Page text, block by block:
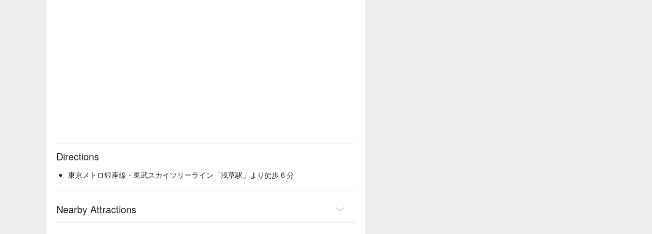
Directions
東京メトロ銀座線・東武スカイツリーライン「浅草駅」より徒歩 6 分
Nearby Attractions